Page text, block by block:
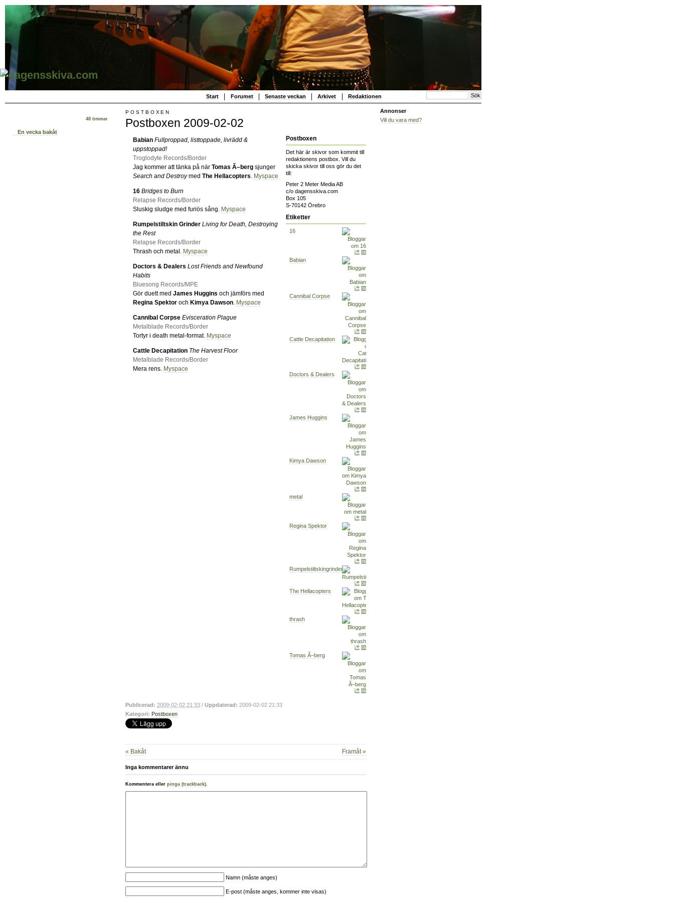
Start Forumet Senaste veckan Arkivet Redaktionen
48 timmar
En vecka bakåt
POSTBOXEN
Postboxen 2009-02-02
Postboxen
Det här är skivor som kommit till
redaktionens postbox. Vill du
skicka skivor till oss gör du det
till:
Peter 2 Meter Media AB
c/o dagensskiva.com
Box 105
S-70142 Örebro
Etiketter
16
Babian
Cannibal Corpse
Cattle Decapitation
Doctors & Dealers
James Huggins
Kimya Dawson
metal
Regina Spektor
Rumpelstiltskingrinder
The Hellacopters
thrash
Tomas Ã–berg
Babian Fullproppad, listtoppade, livrädd &
uppstoppad!
Troglodyte Records/Border
Jag kommer att tänka på när Tomas Ã–berg sjunger
Search and Destroymed The Hellacopters Myspace
16 Bridges to Burn
Relapse Records/Border
Sluskig sludge med furiös sång. Myspace
Rumpelstiltskin Grinder Living for Death, Destroying
the Rest
Relapse Records/Border
Thrash och metal. Myspace
Doctors & Dealers Lost Friends and Newfound
Habits
Bluesong Records/MPE
Gör duett med James Huggins och jämförs med
Regina Spektor och Kimya Dawson. Myspace
Cannibal Corpse Evisceration Plague
Metalblade Records/Border
Tortyr i death metal-format. Myspace
Cattle Decapitation The Harvest Floor
Metalblade Records/Border
Mera rens. Myspace
Publicerad: 2009-02-02 21:33 / Uppdaterad: 2009-02-02 21:33
Kategori: Postboxen
« Bakåt Framåt »
Inga kommentarer ännu
Kommentera eller pinga (trackback).
Namn (måste anges)
E-post (måste anges, kommer inte visas)
Annonser
Vill du vara med?